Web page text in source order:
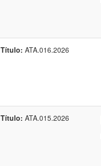
Título: ATA.016.2026
Título: ATA.015.2026